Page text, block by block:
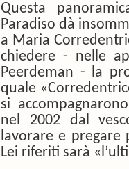
Questa
Paradiso dà
a Maria
chiedere - nelle
Peerdeman - la
quale
si
nel 2002 dal
lavorare e pregare
Lei riferiti sarà